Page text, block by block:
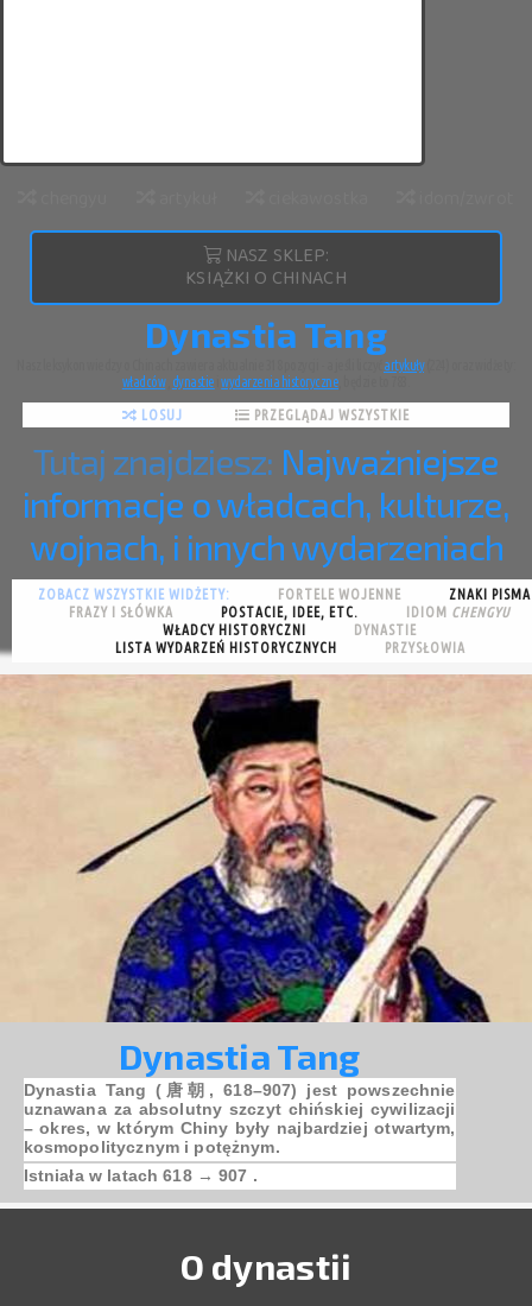
NASZ SKLEP:
KSIĄŻKI O CHINACH
Dynastia Tang
artykuły(224) oraz widżety:
władców, dynastie iwydarzenia historyczne
LOSUJ PRZEGLĄDAJ WSZYSTKIE
Tutaj znajdziesz: Najważniejsze
informacje o władcach, kulturze,
wojnach, i innych wydarzeniach
ZOBACZ WSZYSTKIE WIDŻETY: FORTELE WOJENNE
ZNAKI PISMA
FRAZY I SŁÓWKA
POSTACIE, IDEE, ETC. IDIOM CHENGYU
WŁADCY HISTORYCZNI
DYNASTIE
LISTA WYDARZEŃ HISTORYCZNYCH
PRZYSŁOWIA
Dynastia Tang
Dynastia Tang (唐朝, 618–907) jest powszechnie
uznawana za absolutny szczyt chińskiej cywilizacji
– okres, w którym Chiny były najbardziej otwartym,
kosmopolitycznym i potężnym.
Istniała w latach 618 → 907 .
O dynastii